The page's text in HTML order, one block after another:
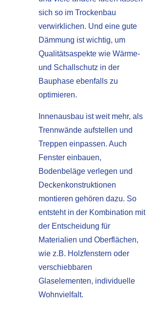
sich so im Trockenbau
verwirklichen. Und eine gute
Dämmung ist wichtig, um
Qualitätsaspekte wie Wärme-
und Schallschutz in der
Bauphase ebenfalls zu
optimieren.
Innenausbau ist weit mehr, als
Trennwände aufstellen und
Treppen einpassen. Auch
Fenster einbauen,
Bodenbeläge verlegen und
Deckenkonstruktionen
montieren gehören dazu. So
entsteht in der Kombination mit
der Entscheidung für
Materialien und Oberflächen,
wie z.B. Holzfenstern oder
verschiebbaren
Glaselementen, individuelle
Wohnvielfalt.